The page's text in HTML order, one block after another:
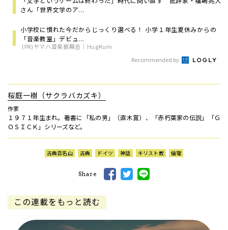
さん「世界文学のア...
小学校に慣れた今だからじっくり選べる！ 小学１年生夏休みからの
「音楽教室」デビュ...
(PR)ヤマハ音楽振興会｜HugKum
Recommended by
桜庭一樹（サクラバカズキ）
作家
１９７１年生まれ。著書に「私の男」（直木賞）、「赤朽葉家の伝説」「Ｇ
ＯＳＩＣＫ」シリーズなど。
古典百名山 古典 ドイツ 神話 キリスト教 倫理
Share
この連載をもっと読む